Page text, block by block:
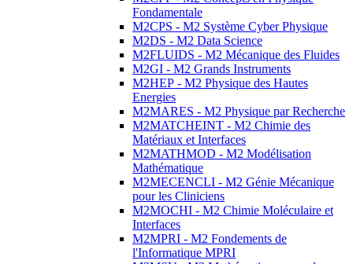
Fondamentale
M2CPS - M2 Système Cyber Physique
M2DS - M2 Data Science
M2FLUIDS - M2 Mécanique des Fluides
M2GI - M2 Grands Instruments
M2HEP - M2 Physique des Hautes
Energies
M2MARES - M2 Physique par Recherche
M2MATCHEINT - M2 Chimie des
Matériaux et Interfaces
M2MATHMOD - M2 Modélisation
Mathématique
M2MECENCLI - M2 Génie Mécanique
pour les Cliniciens
M2MOCHI - M2 Chimie Moléculaire et
Interfaces
M2MPRI - M2 Fondements de
l'Informatique MPRI